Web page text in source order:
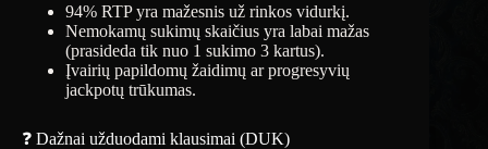
94% RTP yra mažesnis už rinkos vidurkį.
Nemokamų sukimų skaičius yra labai mažas
(prasideda tik nuo 1 sukimo 3 kartus).
Įvairių papildomų žaidimų ar progresyvių
jackpotų trūkumas.
❓ Dažnai užduodami klausimai (DUK)